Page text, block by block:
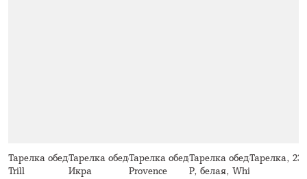
Тарелка обеденная, 26 см, стекло Р,
Trill
Тарелка обеденная, 27.5 см, пепел,
Икра
Тарелка обеденная, 26,5 см,
Provence
Тарелка обеденная, 27,5
P, белая, White Basics
Тарелка,